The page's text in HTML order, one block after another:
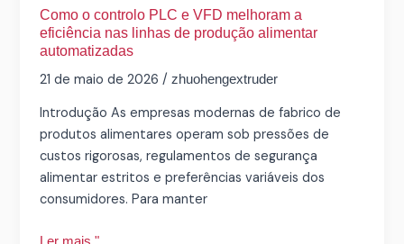
Como o controlo PLC e VFD melhoram a
eficiência nas linhas de produção alimentar
automatizadas
21 de maio de 2026/zhuohengextruder
Introdução As empresas modernas de fabrico de
produtos alimentares operam sob pressões de
custos rigorosas, regulamentos de segurança
alimentar estritos e preferências variáveis dos
consumidores. Para manter
linhas
de
produção
alimentar
Ler mais "